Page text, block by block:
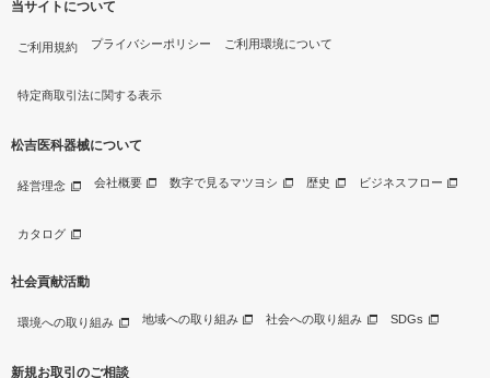
当サイトについて
ご利用規約 プライバシーポリシー ご利用環境について
特定商取引法に関する表示
松吉医科器械について
経営理念 会社概要 数字で見るマツヨシ 歴史 ビジネスフロー
カタログ
社会貢献活動
環境への取り組み 地域への取り組み 社会への取り組み SDGs
新規お取引のご相談